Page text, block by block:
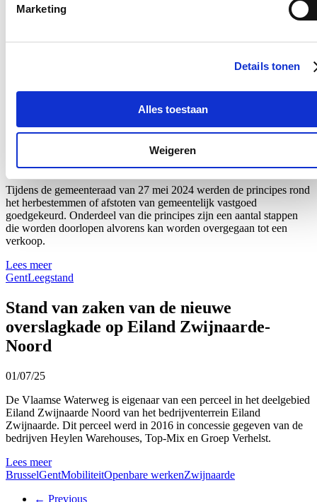
Marketing
Details tonen
Alles toestaan
Weigeren
03/07/25
Toepassing van de principes rond het
herbestemmen of afstoten van
gemeentelijk vastgoed
02/07/25
Tijdens de gemeenteraad van 27 mei 2024 werden de principes rond
het herbestemmen of afstoten van gemeentelijk vastgoed
goedgekeurd. Onderdeel van die principes zijn een aantal stappen
die worden doorlopen alvorens kan worden overgegaan tot een
verkoop.
Lees meer
GentLeegstand
Stand van zaken van de nieuwe
overslagkade op Eiland Zwijnaarde-
Noord
01/07/25
De Vlaamse Waterweg is eigenaar van een perceel in het deelgebied
Eiland Zwijnaarde Noord van het bedrijventerrein Eiland
Zwijnaarde. Dit perceel werd in 2016 in concessie gegeven van de
bedrijven Heylen Warehouses, Top-Mix en Groep Verhelst.
Lees meer
BrusselGentMobiliteitOpenbare werkenZwijnaarde
← Previous